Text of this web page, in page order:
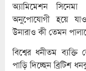
অ্যামিমেশন
অনুপোযোগী হয়ে
উনারাও কী তেমন
বিশ্বের ধনীতম
পাড়ি দিচ্ছেন ব্রিটিশ